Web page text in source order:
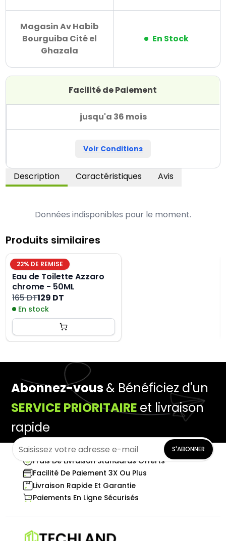
Magasin Av Habib
Bourguiba Cité el
Ghazala
En Stock
Facilité de Paiement
jusqu'a 36 mois
Voir Conditions
Description Caractéristiques Avis
Données indisponibles pour le moment.
Produits similaires
22% DE REMISE
Eau de Toilette Azzaro
chrome - 50ML
165 DT129 DT
En stock
Abonnez-vous& Bénéficiez d'un
SERVICE PRIORITAIRE et livraison
rapide
S'ABONNER
Frais De Livraison Standards Offerts
Facilité De Paiement 3X Ou Plus
Livraison Rapide Et Garantie
Paiements En Ligne Sécurisés